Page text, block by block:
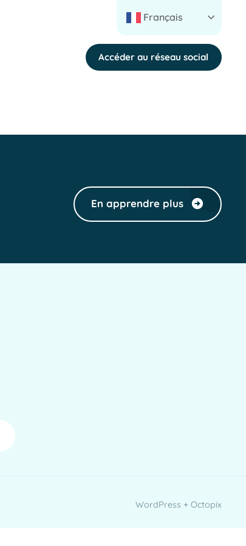
Français
Accéder au réseau social
En apprendre plus
WordPress + Octopix